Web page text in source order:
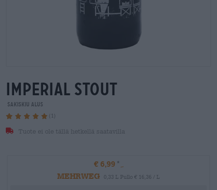
imperial stout
Sakiskiu Alus
(1)
Tuote ei ole tällä hetkellä saatavilla
€ 6,99
MEHRWEG
0,33 L Pullo € 16,36 / L